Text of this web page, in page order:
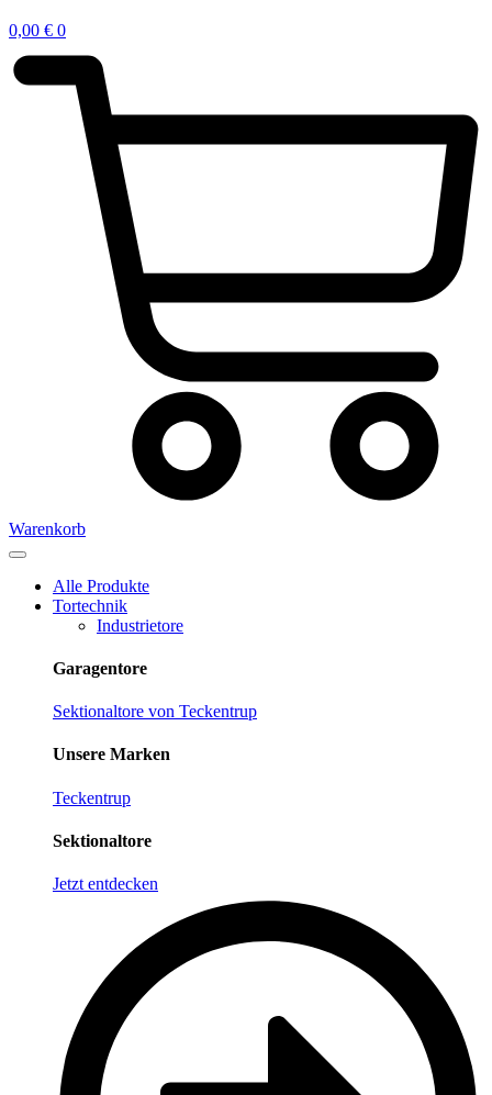
0,00 € 0
Warenkorb
Alle Produkte
Tortechnik
Industrietore
Garagentore
Sektionaltore von Teckentrup
Unsere Marken
Teckentrup
Sektionaltore
Jetzt entdecken